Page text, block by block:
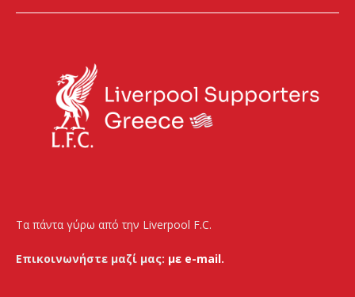
Τα πάντα γύρω από την Liverpool F.C.
Επικοινωνήστε μαζί μας: με e-mail.